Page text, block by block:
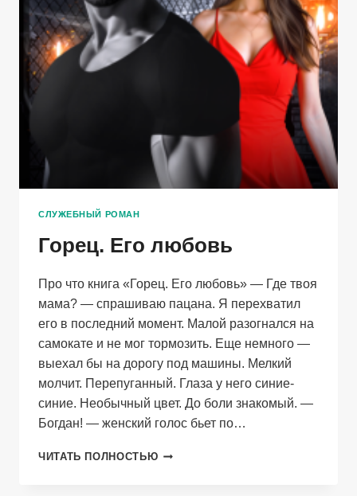
СЛУЖЕБНЫЙ РОМАН
Горец. Его любовь
Про что книга «Горец. Его любовь» — Где твоя
мама? — спрашиваю пацана. Я перехватил
его в последний момент. Малой разогнался на
самокате и не мог тормозить. Еще немного —
выехал бы на дорогу под машины. Мелкий
молчит. Перепуганный. Глаза у него синие-
синие. Необычный цвет. До боли знакомый. —
Богдан! — женский голос бьет по…
ЧИТАТЬ ПОЛНОСТЬЮ ГОРЕЦ.